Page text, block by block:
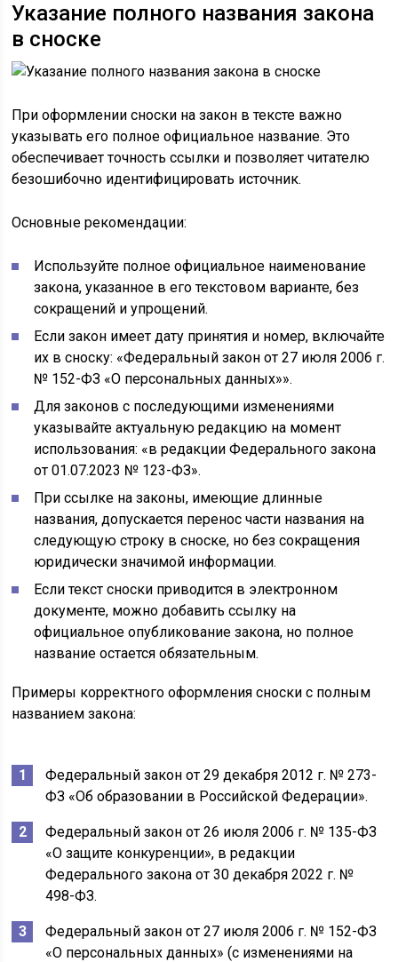
Указание полного названия закона
в сноске
При оформлении сноски на закон в тексте важно
указывать его полное официальное название. Это
обеспечивает точность ссылки и позволяет читателю
безошибочно идентифицировать источник.
Основные рекомендации:
Используйте полное официальное наименование
закона, указанное в его текстовом варианте, без
сокращений и упрощений.
Если закон имеет дату принятия и номер, включайте
их в сноску: «Федеральный закон от 27 июля 2006 г.
№ 152-ФЗ «О персональных данных»».
Для законов с последующими изменениями
указывайте актуальную редакцию на момент
использования: «в редакции Федерального закона
от 01.07.2023 № 123-ФЗ».
При ссылке на законы, имеющие длинные
названия, допускается перенос части названия на
следующую строку в сноске, но без сокращения
юридически значимой информации.
Если текст сноски приводится в электронном
документе, можно добавить ссылку на
официальное опубликование закона, но полное
название остается обязательным.
Примеры корректного оформления сноски с полным
названием закона:
Федеральный закон от 29 декабря 2012 г. № 273-
ФЗ «Об образовании в Российской Федерации».
Федеральный закон от 26 июля 2006 г. № 135-ФЗ
«О защите конкуренции», в редакции
Федерального закона от 30 декабря 2022 г. №
498-ФЗ.
Федеральный закон от 27 июля 2006 г. № 152-ФЗ
«О персональных данных» (с изменениями на